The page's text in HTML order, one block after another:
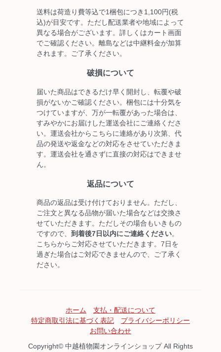
送料は荷造り費等込で1梱包につき1,100円(税
込)が目安です。ただし配送業者や地域によって
異なる場合がございます。詳しくはカート画面
でご確認ください。離島などは中継料金が加算
されます。ご了承ください。
破損について
届いた商品はできるだけ早く開封し、転覆や破
損がないかご確認ください。梱包には十分気を
つけていますが、万が一転覆があった場合は、
すみやかにお届けした運送会社にご連絡くださ
い。運送会社からこちらに連絡があり次第、代
品の発送や返金などの対応をさせていただきま
す。運送会社を通さずに直接の対応はできませ
ん。
返品について
商品の返品は受け付けておりません。ただし、
ご注文と異なる品物が届いた場合などは交換さ
せていただきます。ただしその場合もいきもの
ですので、 到着後7日以内にご連絡ください。
こちらからご対応させていただきます。7日を
過ぎた場合はご対応できませんので、ご了承く
ださい。
ホーム
支払・配送について
特定商取引法に基づく表記
プライバシーポリシー
お問い合わせ
Copyright© 中越植物園オンラインショップ All Rights